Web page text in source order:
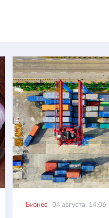
Бизнес 04 августа, 14:06